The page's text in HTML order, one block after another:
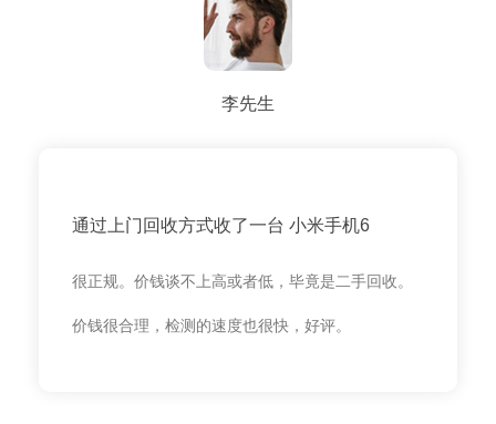
李先生
通过上门回收方式收了一台 小米手机6
很正规。价钱谈不上高或者低，毕竟是二手回收。
价钱很合理，检测的速度也很快，好评。